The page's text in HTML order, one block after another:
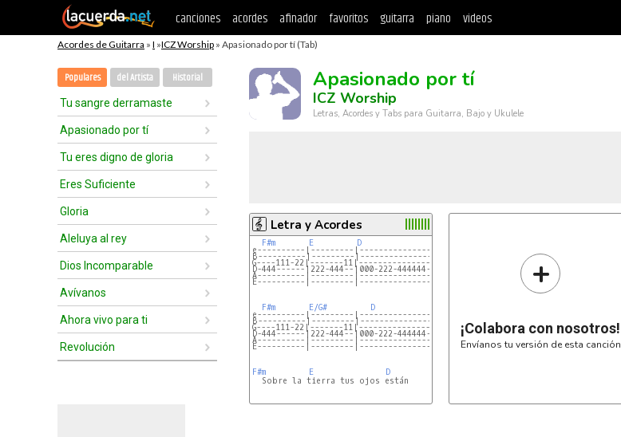
canciones acordes afinador favoritos guitarra piano videos
Acordes de Guitarra » I »ICZ Worship » Apasionado por tí (Tab)
Populares del Artista Historial
Tu sangre derramaste
Apasionado por tí
Tu eres digno de gloria
Eres Suficiente
Gloria
Aleluya al rey
Dios Incomparable
Avívanos
Ahora vivo para ti
Revolución
Apasionado por tí
ICZ Worship
Letras, Acordes y Tabs para Guitarra, Bajo y Ukulele
Letra y Acordes
F#m E D
e----------|---------|------------------------
B----------|---------|------------------------
G----111-22|-------11|---------------1-2-1----
D-444------|222-444--|000-222-444444-------4--
A----------|---------|------------------------
E----------|---------|------------------------
F#m E/G# D
e----------|---------|------------------------
B----------|---------|------------------------
G----111-22|-------11|---------------1-2-1----
D-444------|222-444--|000-222-444444-------4--
A----------|---------|------------------------
E----------|---------|------------------------
F#m E
D
+
¡Colabora con nosotros!
Envíanos tu versión de esta canción